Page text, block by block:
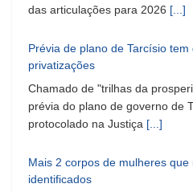
das articulações para 2026 [...]
Prévia de plano de Tarcísio
privatizações
Chamado de "trilhas da
prévia do plano de governo de
protocolado na Justiça [...]
Mais 2 corpos de mulheres
identificados